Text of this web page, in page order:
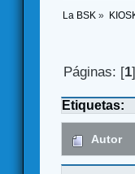
La BSK »
Páginas: [1
Etiquetas:
Autor